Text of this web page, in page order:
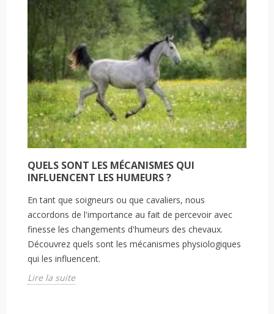
QUELS SONT LES MÉCANISMES QUI
INFLUENCENT LES HUMEURS ?
En tant que soigneurs ou que cavaliers, nous
accordons de l'importance au fait de percevoir avec
finesse les changements d'humeurs des chevaux.
Découvrez quels sont les mécanismes physiologiques
qui les influencent.
Lire la suite